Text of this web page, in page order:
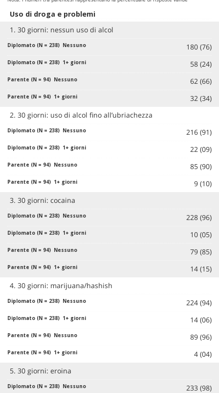
Uso di droga e problemi
1. 30 giorni: nessun uso di alcol
180 (76)
58 (24)
62 (66)
32 (34)
2. 30 giorni: uso di alcol fino all’ubriachezza
216 (91)
22 (09)
85 (90)
9 (10)
3. 30 giorni: cocaina
228 (96)
10 (05)
79 (85)
14 (15)
4. 30 giorni: marijuana/hashish
224 (94)
14 (06)
89 (96)
4 (04)
5. 30 giorni: eroina
233 (98)